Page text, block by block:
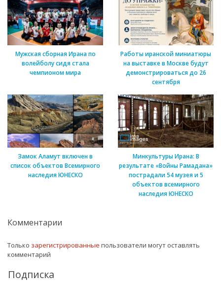
Мужская сборная Ирана по
волейболу сидя стала
чемпионом мира
Работы иранской миниатюры
на выставке в Москве будут
демонстрироваться до 26
сентября
Замок Аламут включен в
список объектов Всемирного
наследия ЮНЕСКО
Минкультуры Ирана: В
результате «Войны Рамадана»
пострадали 54 музея и 5
объектов всемирного
наследия ЮНЕСКО
Комментарии
Только зарегистрированные пользователи могут оставлять
комментарий
Подписка